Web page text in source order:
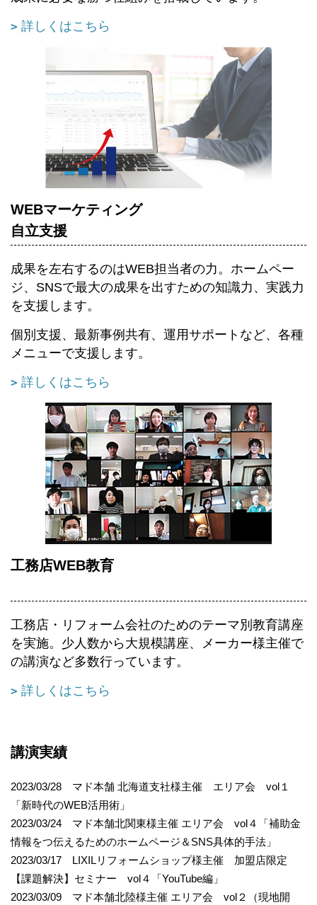
詳しくはこちら
WEBマーケティング
自立支援
成果を左右するのはWEB担当者の力。ホームペー
ジ、SNSで最大の成果を出すための知識力、実践力
を支援します。
個別支援、最新事例共有、運用サポートなど、各種
メニューで支援します。
詳しくはこちら
工務店WEB教育
工務店・リフォーム会社のためのテーマ別教育講座
を実施。少人数から大規模講座、メーカー様主催で
の講演など多数行っています。
詳しくはこちら
講演実績
2023/03/28 マド本舗 北海道支社様主催 エリア会 vol１
「新時代のWEB活用術」
2023/03/24 マド本舗北関東様主催 エリア会 vol４「補助金
情報をつ伝えるためのホームページ＆SNS具体的手法」
2023/03/17 LIXILリフォームショップ様主催 加盟店限定
【課題解決】セミナー vol４「YouTube編」
2023/03/09 マド本舗北陸様主催 エリア会 vol２（現地開